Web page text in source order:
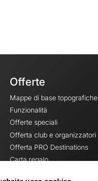
Offerte
Mappe di base topografiche
Funzionalità
Offerte speciali
Offerta club e organizzatori
Offerta PRO Destinations
Carta regalo